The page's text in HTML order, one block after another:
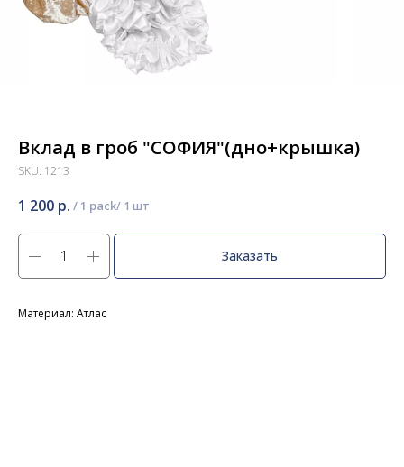
Вклад в гроб "СОФИЯ"(дно+крышка)
SKU: 1213
1 200 р. / 1 pack
Заказать
Материал: Атлас